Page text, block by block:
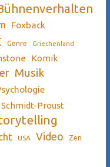
Foxback
Genre Griechenland
Komik
Musik
Schmidt-Proust
USA Video Zen